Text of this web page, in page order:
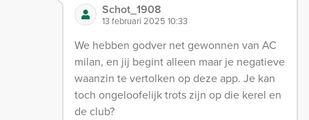
Schot_1908
13 februari 2025 10:33
We hebben godver net gewonnen van AC
milan, en jij begint alleen maar je negatieve
waanzin te vertolken op deze app. Je kan
toch ongeloofelijk trots zijn op die kerel en
de club?